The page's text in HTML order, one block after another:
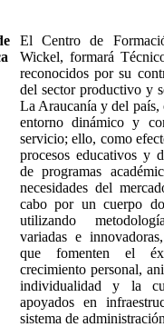
El Centro de
Wickel, formará
reconocidos por su
del sector productivo y
La Araucanía y del país,
entorno dinámico y
servicio; ello, como
procesos educativos y
de programas
necesidades del
cabo por un cuerpo
utilizando
variadas e
que fomenten el
crecimiento personal,
individualidad y la
apoyados en
sistema de